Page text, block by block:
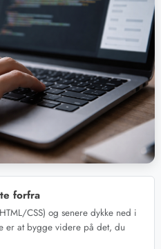
forfra
CSS) og senere dykke ned i
er at bygge videre på det, du